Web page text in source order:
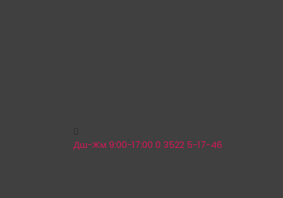
Дш-Жм 9:00-17:00 0 3522 5-17-46